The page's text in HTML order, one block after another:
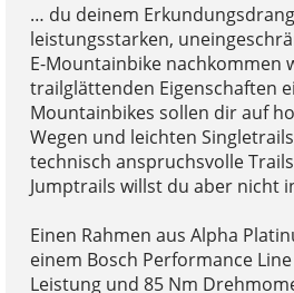
… du deinem
leistungsstarken,
E-Mountainbike nachkommen
trailglättenden Eigenschaften
Mountainbikes sollen dir auf
Wegen und leichten
technisch anspruchsvolle
Jumptrails willst du aber nicht
Einen Rahmen aus Alpha
einem Bosch Performance
Leistung und 85 Nm